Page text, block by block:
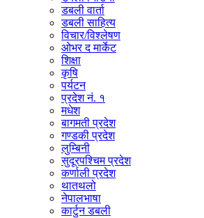
डबली वार्ता
डबली साहित्य
विचार/विश्‍लेषण
ओभर द मार्केट
शिक्षा
कृषि
पर्यटन
प्रदेश नं. १
मधेश
बागमती प्रदेश
गण्डकी प्रदेश
लुम्बिनी
सुदूरपश्चिम प्रदेश
कर्णाली प्रदेश
थातथलो
नेपालभाषा
कार्टुन डबली